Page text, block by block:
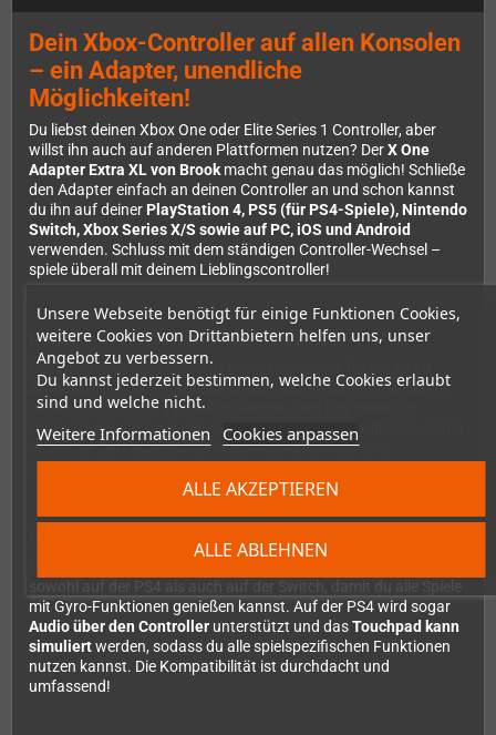
Unsere Webseite benötigt für einige Funktionen Cookies,
weitere Cookies von Drittanbietern helfen uns, unser
Angebot zu verbessern.
Du kannst jederzeit bestimmen, welche Cookies erlaubt
sind und welche nicht.
Weitere Informationen Cookies anpassen
ALLE ABLEHNEN
ALLE AKZEPTIEREN
Dein Xbox-Controller auf allen Konsolen
– ein Adapter, unendliche
Möglichkeiten!
Du liebst deinen Xbox One oder Elite Series 1 Controller, aber
willst ihn auch auf anderen Plattformen nutzen? DerX One
Adapter Extra XL von Brookmacht genau das möglich! Schließe
den Adapter einfach an deinen Controller an und schon kannst
du ihn auf deiner PlayStation 4, PS5 (für PS4-Spiele), Nintendo
Switch, Xbox Series X/S sowie auf PC, iOS und Android
verwenden. Schluss mit dem ständigen Controller-Wechsel –
spiele überall mit deinem Lieblingscontroller!
Kabellose Freiheit mit starkem Akku
Der integrierte Akku versorgt deinen Controller für bis zu
Stundenmit Energie, sodass du ausgiebige Gaming-Sessions
ohne Unterbrechung genießen kannst. Und das Beste: Du
kannst den Adapter auch während des Spielens aufladen, damit
dir nie der Saft ausgeht. Die Verbindung ist stabil und
mit Gyro-Funktionen genießen kannst. Auf der PS4 wird sogar
Audio über den Controller unterstützt und dasTouchpad kann
simuliertwerden, sodass du alle spielspezifischen Funktionen
nutzen kannst. Die Kompatibilität ist durchdacht und
umfassend!